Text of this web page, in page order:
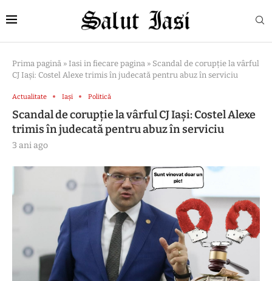
Prima pagină » Iasi in fiecare pagina » Scandal de corupție la vârful
CJ Iași: Costel Alexe trimis în judecată pentru abuz în serviciu
Actualitate Iași Politică
Scandal de corupție la vârful CJ Iași: Costel Alexe
trimis în judecată pentru abuz în serviciu
3 ani ago